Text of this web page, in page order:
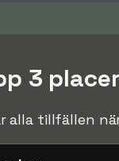
3
alla tillfällen